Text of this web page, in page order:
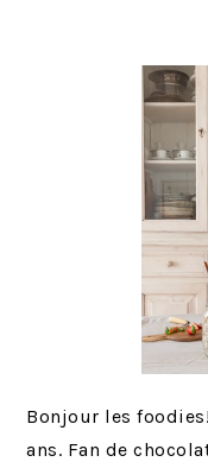
Bonjour les
ans. Fan de